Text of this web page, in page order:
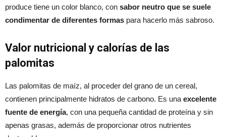
produce tiene un color blanco, con sabor neutro que se suele
condimentar de diferentes formas para hacerlo más sabroso.
Valor nutricional y calorías de las
palomitas
Las palomitas de maíz, al proceder del grano de un cereal,
contienen principalmente hidratos de carbono. Es una excelente
fuente de energía, con una pequeña cantidad de proteína y sin
apenas grasas, además de proporcionar otros nutrientes